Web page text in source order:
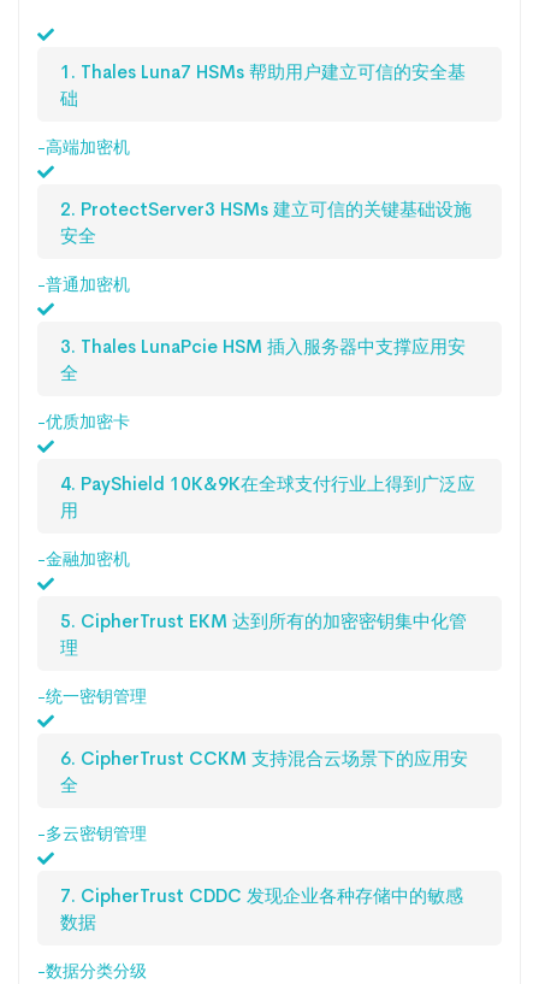
1. Thales Luna7 HSMs 帮助用户建立可信的安全基
础
-高端加密机
2. ProtectServer3 HSMs 建立可信的关键基础设施
安全
-普通加密机
3. Thales LunaPcie HSM 插入服务器中支撑应用安
全
-优质加密卡
4. PayShield 10K&9K在全球支付行业上得到广泛应
用
-金融加密机
5. CipherTrust EKM 达到所有的加密密钥集中化管
理
-统一密钥管理
6. CipherTrust CCKM 支持混合云场景下的应用安
全
-多云密钥管理
7. CipherTrust CDDC 发现企业各种存储中的敏感
数据
-数据分类分级